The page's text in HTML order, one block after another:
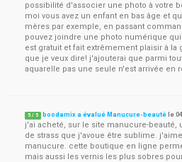
possibilité d'associer une photo à votre
moi vous avez un enfant en bas âge et
mères par exemple, en passant
pouvez joindre une photo numérique
est gratuit et fait extrêmement plaisir à la
que je veux dire! j'ajouterai que parmi
aquarelle pas une seule n'est arrivée en
5 / 5 boodamix a évalué Manucure-beauté le
j'ai acheté, sur le site manucure-beauté,
de strass que j'avoue être sublime.
manucure. cette boutique en ligne
mais aussi les vernis les plus sobres